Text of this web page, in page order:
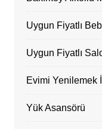
Uygun Fiyatlı
Uygun Fiyatlı
Evimi Yenilemek
Yük Asansörü